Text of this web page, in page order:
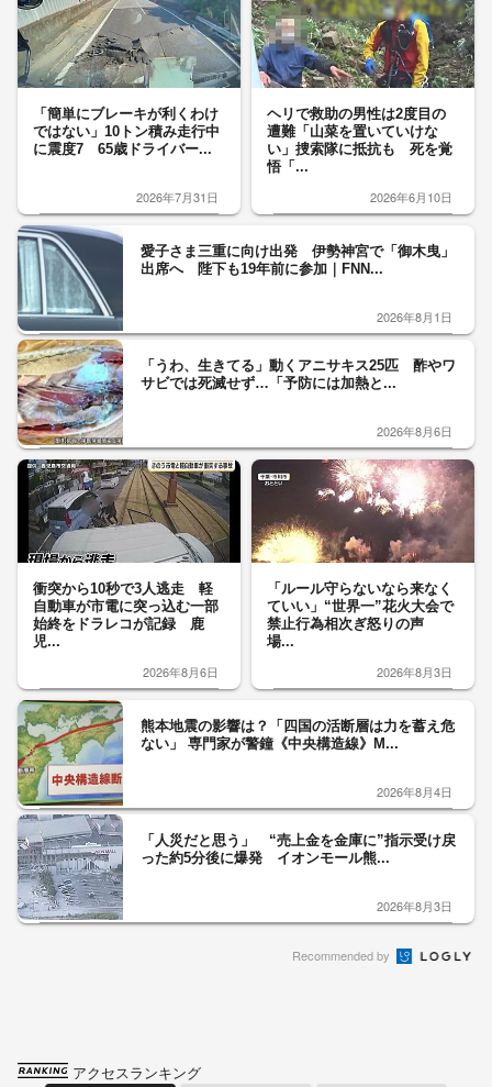
「簡単にブレーキが利くわけ
ではない」10トン積み走行中
に震度7 65歳ドライバー...
2026年7月31日
ヘリで救助の男性は2度目の
遭難「山菜を置いていけな
い」捜索隊に抵抗も 死を覚
悟「...
2026年6月10日
愛子さま三重に向け出発 伊勢神宮で「御木曳」
出席へ 陛下も19年前に参加｜FNN...
2026年8月1日
「うわ、生きてる」動くアニサキス25匹 酢やワ
サビでは死滅せず…「予防には加熱と...
2026年8月6日
衝突から10秒で3人逃走 軽
自動車が市電に突っ込む一部
始終をドラレコが記録 鹿
児...
2026年8月6日
「ルール守らないなら来なく
ていい」“世界一”花火大会で
禁止行為相次ぎ怒りの声
場...
2026年8月3日
熊本地震の影響は？「四国の活断層は力を蓄え危
ない」 専門家が警鐘《中央構造線》M...
2026年8月4日
「人災だと思う」 “売上金を金庫に”指示受け戻
った約5分後に爆発 イオンモール熊...
2026年8月3日
Recommended by
アクセスランキング